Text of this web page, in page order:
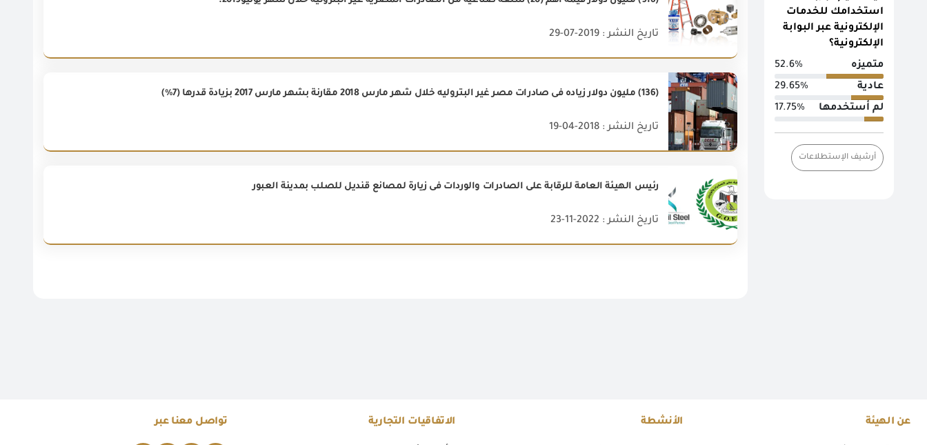
استخدامك للخدمات
الإلكترونية عبر البوابة
الإلكترونية؟
متميزه
52.6%
عادية
29.65%
لم أستخدمها
17.75%
أرشيف الإستطلاعات
تاريخ النشر : 2019-07-29
(136) مليون دولار زياده فى صادرات مصر غير البتروليه خلال شهر مارس 2018 مقارنة بشهر مارس 2017 بزيادة قدرها (7%)
تاريخ النشر : 2018-04-19
رئيس الهيئة العامة للرقابة على الصادرات والوردات فى زيارة لمصانع قنديل للصلب بمدينة العبور
تاريخ النشر : 2022-11-23
عن الهيئة الأنشطة الاتفاقيات التجارية تواصل معنا عبر